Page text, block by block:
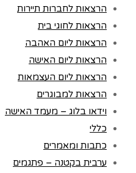
הרצאות לחברות תיירות
הרצאות לחוגי בית
הרצאות ליום האהבה
הרצאות ליום האישה
הרצאות ליום העצמאות
הרצאות למבוגרים
וידאו בלוג – מעמד האישה
כללי
כתבות ומאמרים
ערבית בקטנה – פתגמים